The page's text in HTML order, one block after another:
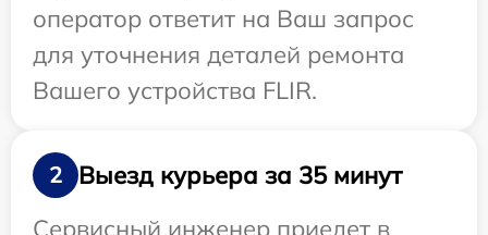
оператор ответит на Ваш запрос
для уточнения деталей ремонта
Вашего устройства FLIR.
2
Выезд курьера за 35 минут
Сервисный инженер приедет в